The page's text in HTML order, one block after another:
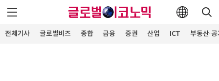
전체기사 글로벌비즈 종합 금융 증권 산업 ICT 부동산·